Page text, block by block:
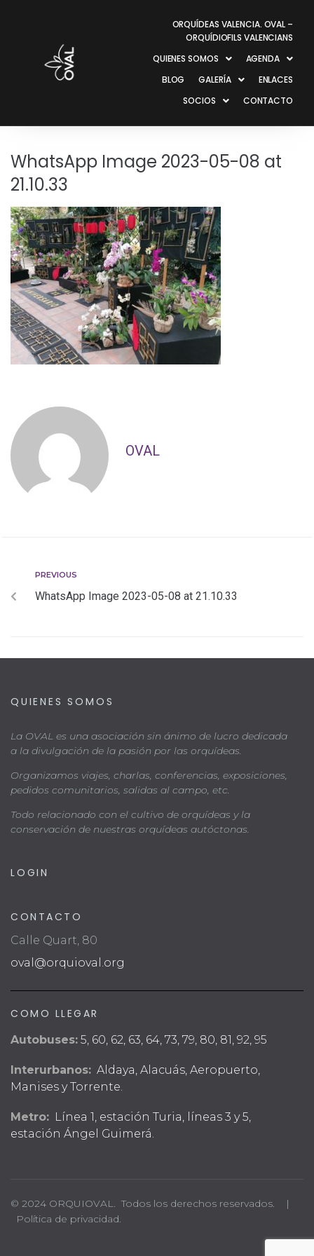
ORQUÍDEAS VALENCIA. OVAL –
ORQUÍDIOFILS VALENCIANS
QUIENES SOMOS
AGENDA
BLOG
GALERÍA
ENLACES
SOCIOS
CONTACTO
WhatsApp Image 2023-05-08 at
21.10.33
OVAL
PREVIOUS
WhatsApp Image 2023-05-08 at 21.10.33
QUIENES SOMOS
La OVAL es una asociación sin ánimo de lucro dedicada
a la divulgación de la pasión por las orquídeas.
Organizamos viajes, charlas, conferencias, exposiciones,
pedidos comunitarios, salidas al campo, etc.
Todo relacionado con el cultivo de orquídeas y la
conservación de nuestras orquídeas autóctonas.
LOGIN
CONTACTO
Calle Quart, 80
oval@orquioval.org
COMO LLEGAR
Autobuses: 5, 60, 62, 63, 64, 73, 79, 80, 81, 92, 95
Interurbanos: Aldaya, Alacuás, Aeropuerto,
Manises y Torrente.
Metro: Línea 1, estación Turia, líneas 3 y 5,
estación Ángel Guimerá.
© 2024 ORQUIOVAL. Todos los derechos reservados. |
Política de privacidad.